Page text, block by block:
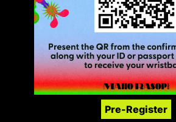
Pre-Register